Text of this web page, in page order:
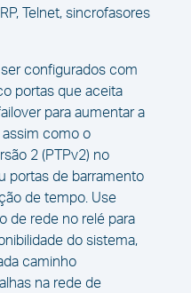
Telnet, sincrofasores
configurados com
portas que aceita
para aumentar a
assim como o
2 (PTPv2) no
portas de barramento
de tempo. Use
de rede no relé para
do sistema,
caminho
na rede de